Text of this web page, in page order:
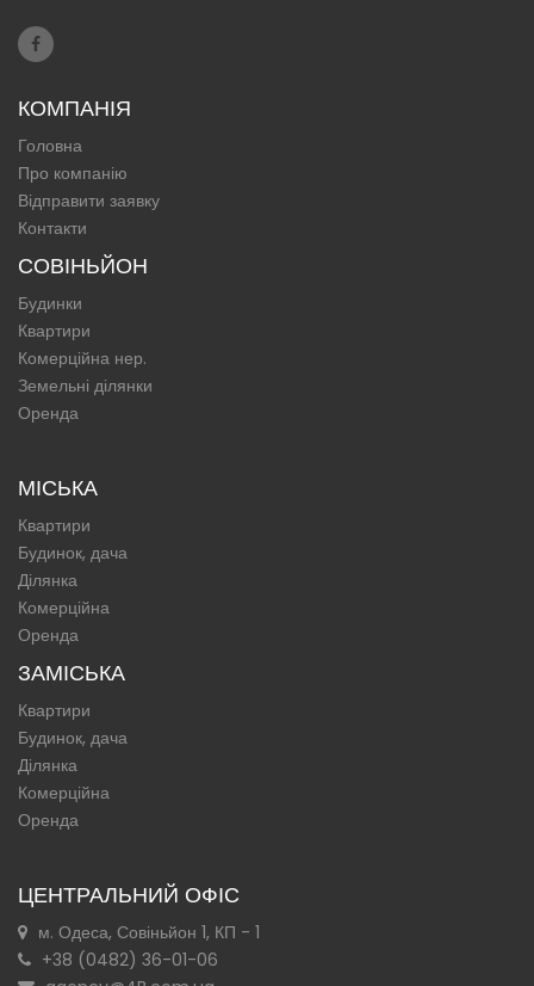
КОМПАНІЯ
Головна
Про компанію
Відправити заявку
Контакти
СОВІНЬЙОН
Будинки
Квартири
Комерційна нер.
Земельні ділянки
Оренда
МІСЬКА
Квартири
Будинок, дача
Ділянка
Комерційна
Оренда
ЗАМІСЬКА
Квартири
Будинок, дача
Ділянка
Комерційна
Оренда
ЦЕНТРАЛЬНИЙ ОФІС
м. Одеса, Совіньйон 1, КП - 1
+38 (0482) 36-01-06